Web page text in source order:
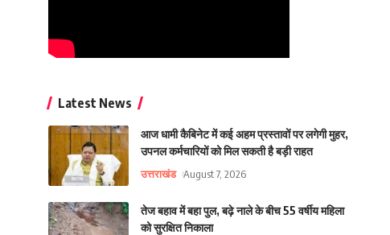
Latest News
आज धामी कैबिनेट में कई अहम प्रस्तावों पर लगेगी मुहर,
उपनल कर्मचारियों को मिल सकती है बड़ी राहत
उत्तराखंड August 7, 2026
तेज बहाव में बहा पुल, बढ़े नाले के बीच 55 वर्षीय महिला
को सुरक्षित निकाला